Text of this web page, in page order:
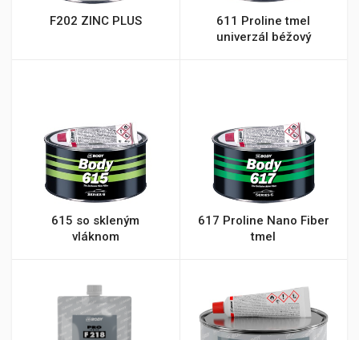
F202 ZINC PLUS
611 Proline tmel
univerzál béžový
615 so skleným
vláknom
617 Proline Nano Fiber
tmel